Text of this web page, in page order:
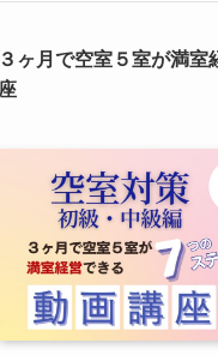
３ヶ月で空室５室が満室
座